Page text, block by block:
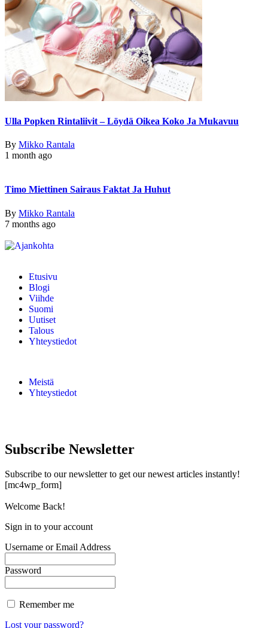
Ulla Popken Rintaliivit – Löydä Oikea Koko Ja Mukavuu
By Mikko Rantala
1 month ago
Timo Miettinen Sairaus Faktat Ja Huhut
By Mikko Rantala
7 months ago
Etusivu
Blogi
Viihde
Suomi
Uutiset
Talous
Yhteystiedot
Meistä
Yhteystiedot
Subscribe Newsletter
Subscribe to our newsletter to get our newest articles instantly!
[mc4wp_form]
Welcome Back!
Sign in to your account
Username or Email Address
Password
Remember me
Lost your password?